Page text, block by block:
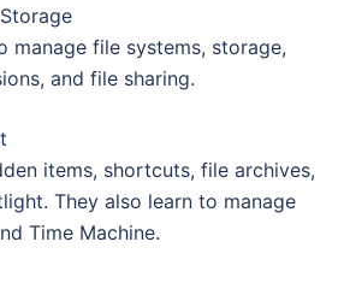
manage file systems, storage,
and file sharing.
items, shortcuts, file archives,
They also learn to manage
Time Machine.